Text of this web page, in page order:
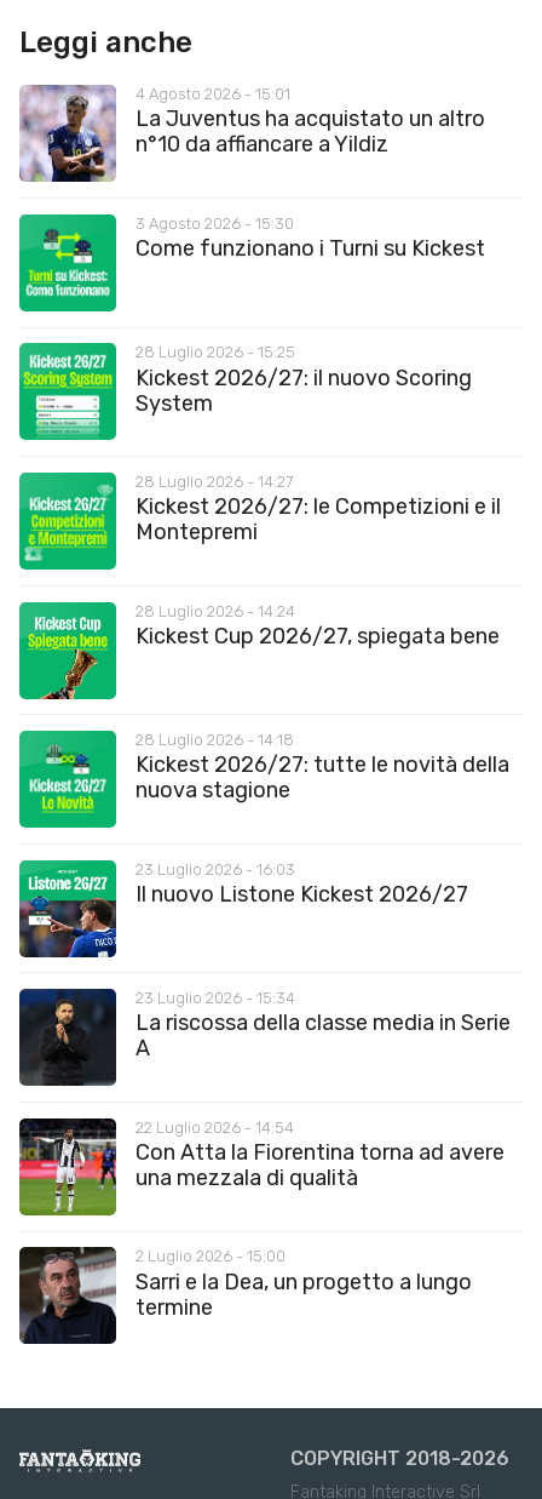
Leggi anche
4 Agosto 2026 - 15:01
La Juventus ha acquistato un altro
n°10 da affiancare a Yildiz
3 Agosto 2026 - 15:30
Come funzionano i Turni su Kickest
28 Luglio 2026 - 15:25
Kickest 2026/27: il nuovo Scoring
System
28 Luglio 2026 - 14:27
Kickest 2026/27: le Competizioni e il
Montepremi
28 Luglio 2026 - 14:24
Kickest Cup 2026/27, spiegata bene
28 Luglio 2026 - 14:18
Kickest 2026/27: tutte le novità della
nuova stagione
23 Luglio 2026 - 16:03
Il nuovo Listone Kickest 2026/27
23 Luglio 2026 - 15:34
La riscossa della classe media in Serie
A
22 Luglio 2026 - 14:54
Con Atta la Fiorentina torna ad avere
una mezzala di qualità
2 Luglio 2026 - 15:00
Sarri e la Dea, un progetto a lungo
termine
COPYRIGHT 2018-2026
Fantaking Interactive Srl